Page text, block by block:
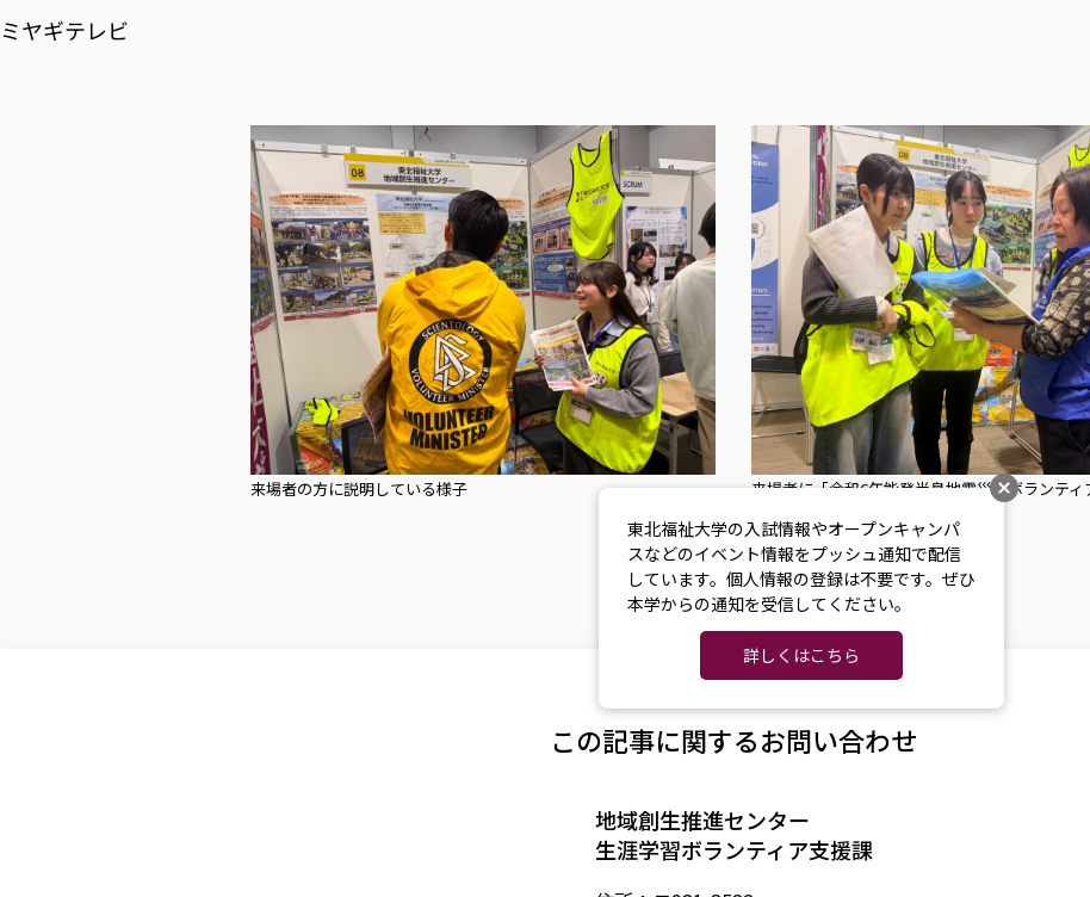
ミヤギテレビ
来場者の方に説明している様子
来場者に「令和6年能登半島地震災害ボランティ
この記事に関するお問い合わせ
地域創生推進センター
生涯学習ボランティア支援課
東北福祉大学の入試情報やオープンキャンパ
スなどのイベント情報をプッシュ通知で配信
しています。個人情報の登録は不要です。ぜひ
本学からの通知を受信してください。
詳しくはこちら